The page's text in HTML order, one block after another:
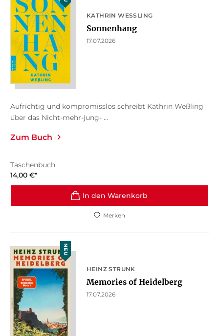
KATHRIN WESSLING
Sonnenhang
17.07.2026
Aufrichtig und kompromisslos schreibt Kathrin Weßling
über das Nicht-mehr-jung- ...
Zum Buch
Taschenbuch
14,00 €*
In den Warenkorb
Merken
NEU
HEINZ STRUNK
Memories of Heidelberg
17.07.2026